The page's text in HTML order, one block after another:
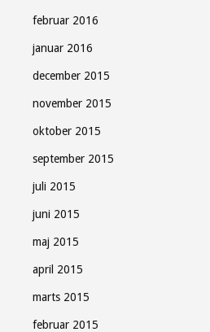
februar 2016
januar 2016
december 2015
november 2015
oktober 2015
september 2015
juli 2015
juni 2015
maj 2015
april 2015
marts 2015
februar 2015